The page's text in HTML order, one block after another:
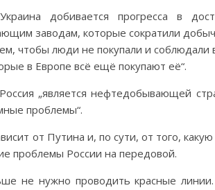
добивается прогресса в
заводам, которые сократили
чтобы люди не покупали и соблюдали
в Европе всё ещё покупают её“.
„является нефтедобывающей
проблемы“.
от Путина и, по сути, от того,
проблемы России на передовой.
не нужно проводить красные